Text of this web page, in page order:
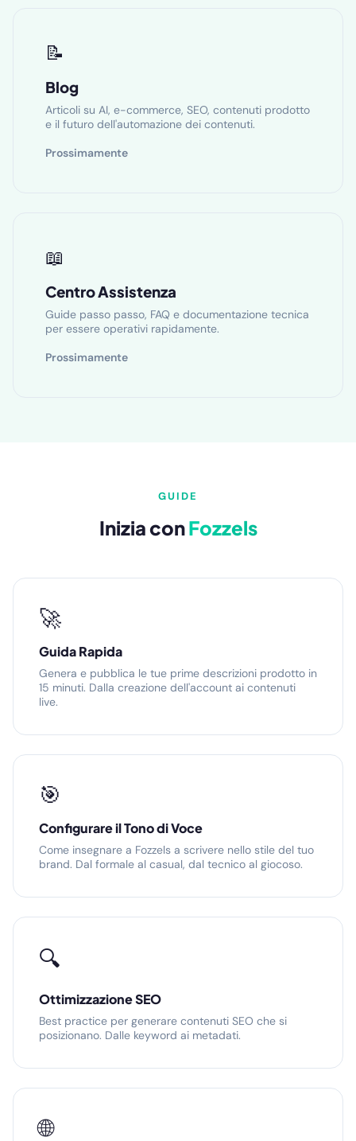
📝
Blog
Articoli su AI, e-commerce, SEO, contenuti prodotto
e il futuro dell'automazione dei contenuti.
Prossimamente
📖
Centro Assistenza
Guide passo passo, FAQ e documentazione tecnica
per essere operativi rapidamente.
Prossimamente
GUIDE
Inizia conFozzels
🚀
Guida Rapida
Genera e pubblica le tue prime descrizioni prodotto in
15 minuti. Dalla creazione dell'account ai contenuti
live.
🎯
Configurare il Tono di Voce
Come insegnare a Fozzels a scrivere nello stile del tuo
brand. Dal formale al casual, dal tecnico al giocoso.
🔍
Ottimizzazione SEO
Best practice per generare contenuti SEO che si
posizionano. Dalle keyword ai metadati.
🌐